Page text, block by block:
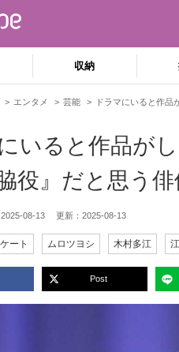
収納
エンタメ 芸能 ドラマにいると作
いると作品が
役』だと思う俳
2025-08-13 更新： 2025-08-13
ート ムロツヨシ 木村多江
Post